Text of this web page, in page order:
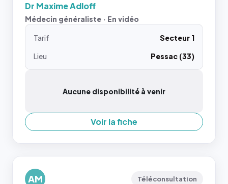
Dr Maxime Adloff
Médecin généraliste · En vidéo
Tarif
Secteur 1
Lieu
Pessac (33)
Aucune disponibilité à venir
Voir la fiche
AM Téléconsultation